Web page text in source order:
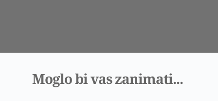
Moglo bi vas zanimati...